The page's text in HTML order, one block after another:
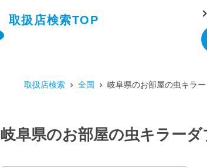
取扱店検索TOP
取扱店検索 全国 岐阜県のお部屋の虫キラ
岐阜県のお部屋の虫キラー